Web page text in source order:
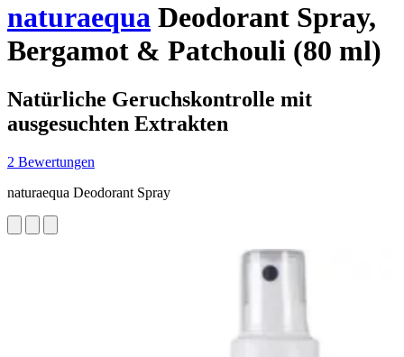
naturaequa Deodorant Spray,
Bergamot & Patchouli (80 ml)
Natürliche Geruchskontrolle mit
ausgesuchten Extrakten
2 Bewertungen
naturaequa Deodorant Spray